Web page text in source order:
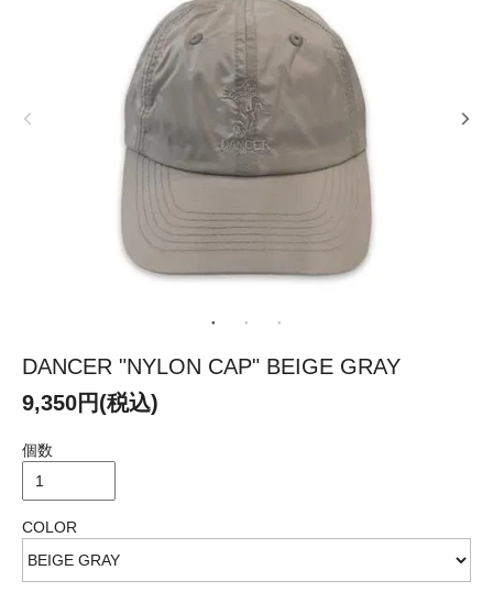
DANCER "NYLON CAP" BEIGE GRAY
9,350円(税込)
個数
COLOR